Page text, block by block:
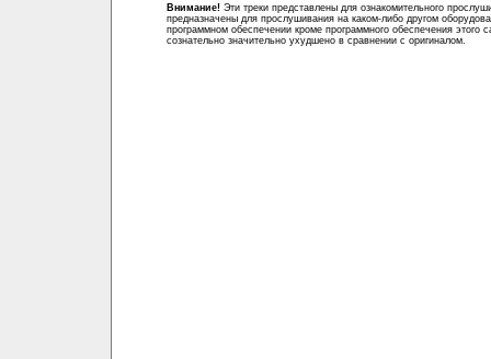
Внимание! Эти треки представлены для ознакомительного
предназначены для прослушивания на каком-либо другом
программном обеспечении кроме программного обеспечения этого
сознательно значительно ухудшено в сравнении с оригиналом.